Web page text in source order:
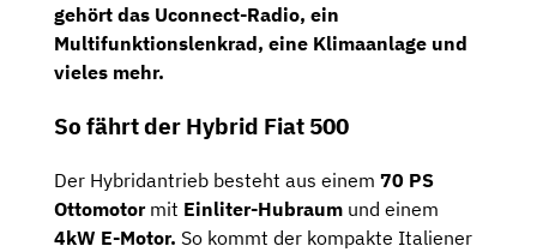
gehört das Uconnect-Radio, ein
Multifunktionslenkrad, eine Klimaanlage und
vieles mehr.
So fährt der Hybrid Fiat 500
Der Hybridantrieb besteht aus einem 70 PS
Ottomotormit Einliter-Hubraum und einem
4kW E-Motor. So kommt der kompakte Italiener